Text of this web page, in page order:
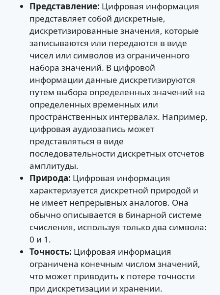
Представление: Цифровая информация
представляет собой дискретные,
дискретизированные значения, которые
записываются или передаются в виде
чисел или символов из ограниченного
набора значений. В цифровой
информации данные дискретизируются
путем выбора определенных значений на
определенных временных или
пространственных интервалах. Например,
цифровая аудиозапись может
представляться в виде
последовательности дискретных отсчетов
амплитуды.
Природа: Цифровая информация
характеризуется дискретной природой и
не имеет непрерывных аналогов. Она
обычно описывается в бинарной системе
счисления, используя только два символа:
0 и 1.
Точность: Цифровая информация
ограничена конечным числом значений,
что может приводить к потере точности
при дискретизации и хранении.